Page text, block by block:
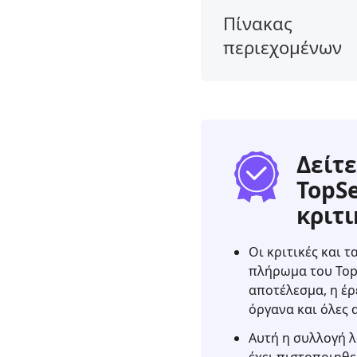
Πίνακας
περιεχομένων
2.
Τι
είναι
Phone
Mirror
Aiseesoft
Phone
Οι κριτικές και
πλήρωμα του
αποτέλεσμα, η
όργανα και όλες
Αυτή η συλλογή